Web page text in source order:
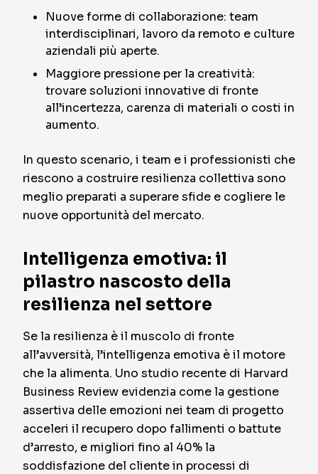
Nuove forme di collaborazione: team
interdisciplinari, lavoro da remoto e culture
aziendali più aperte.
Maggiore pressione per la creatività:
trovare soluzioni innovative di fronte
all’incertezza, carenza di materiali o costi in
aumento.
In questo scenario, i team e i professionisti che
riescono a costruire resilienza collettiva sono
meglio preparati a superare sfide e cogliere le
nuove opportunità del mercato.
Intelligenza emotiva: il
pilastro nascosto della
resilienza nel settore
Se la resilienza è il muscolo di fronte
all’avversità, l’intelligenza emotiva è il motore
che la alimenta. Uno studio recente di Harvard
Business Review evidenzia come la gestione
assertiva delle emozioni nei team di progetto
acceleri il recupero dopo fallimenti o battute
d’arresto, e migliori fino al 40% la
soddisfazione del cliente in processi di